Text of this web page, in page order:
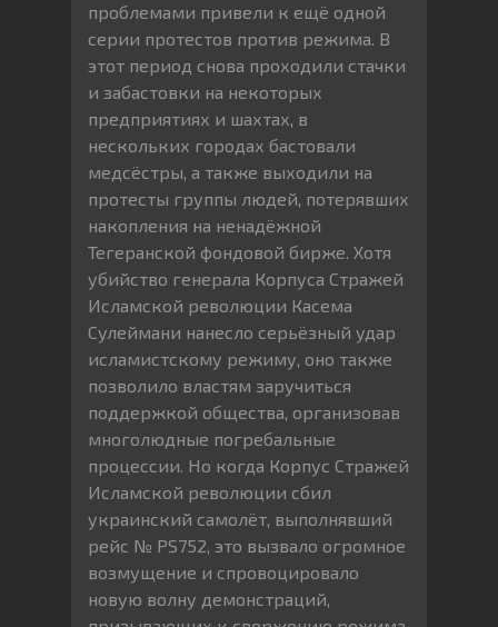
проблемами привели к ещё одной
серии протестов против режима. В
этот период снова проходили стачки
и забастовки на некоторых
предприятиях и шахтах, в
нескольких городах бастовали
медсёстры, а также выходили на
протесты группы людей, потерявших
накопления на ненадёжной
Тегеранской фондовой бирже. Хотя
убийство генерала Корпуса Стражей
Исламской революции Касема
Сулеймани нанесло серьёзный удар
исламистскому режиму, оно также
позволило властям заручиться
поддержкой общества, организовав
многолюдные погребальные
процессии. Но когда Корпус Стражей
Исламской революции сбил
украинский самолёт, выполнявший
рейс № PS752, это вызвало огромное
возмущение и спровоцировало
новую волну демонстраций,